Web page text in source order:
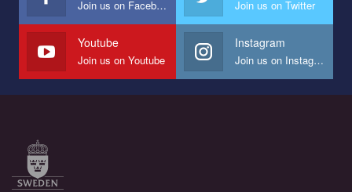
Мы просим вас поддержать нас и помочь нам реализовать
наш план по борьбе с насилием и дискриминацией на почве
СОГИ в Украине.
Все, что вам нужно сделать - это зайти на наш канал YouTube
по этой ссылке и поставить лайк под видео.
Join us on Facebook Join us on Twitter
Youtube
Join us on Youtube
Instagram
Join us on Instagram